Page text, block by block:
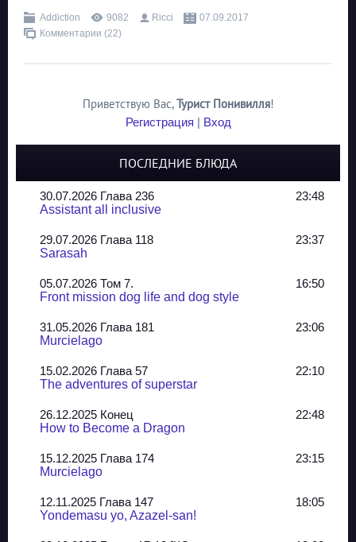
Addiction 9082 Ricci
07.09.2017
Комментарии (22)
Приветствую Вас,Турист Понивилля!
Регистрация | Вход
ПОСЛЕДНИЕ БЛЮДА
30.07.2026 Глава 236
23:48
Assistant all inclusive
29.07.2026 Глава 118
23:37
Sarasah
05.07.2026 Том 7.
16:50
Front mission dog life and dog style
31.05.2026 Глава 181
23:06
Murcielago
15.02.2026 Глава 57
22:10
The adventures of superstar
26.12.2025 Конец
22:48
How to Become a Dragon
15.12.2025 Глава 174
23:15
Murcielago
12.11.2025 Глава 147
18:05
Yondemasu yo, Azazel-san!